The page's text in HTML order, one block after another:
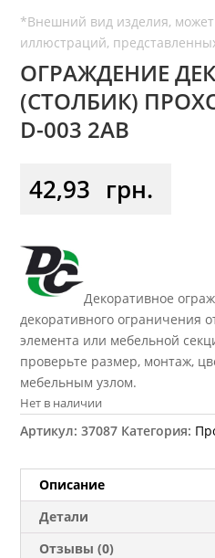
ОГРАЖДЕНИЕ
(СТОЛБИК)
D-003 2AB
42,93 грн.
Декоративное
декоративного ограничения
элемента или мебельной
проверьте размер, монтаж,
мебельным узлом.
Нет в наличии
Артикул:37087 Категория:
Описание
Детали
Отзывы (0)